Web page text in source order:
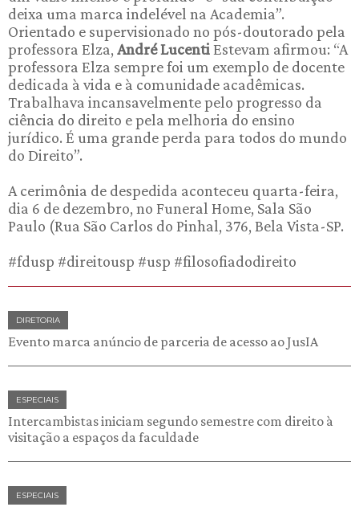
deixa uma marca indelével na Academia”.
Orientado e supervisionado no pós-doutorado pela
professora Elza, André LucentiEstevam afirmou: “A
professora Elza sempre foi um exemplo de docente
dedicada à vida e à comunidade acadêmicas.
Trabalhava incansavelmente pelo progresso da
ciência do direito e pela melhoria do ensino
jurídico. É uma grande perda para todos do mundo
do Direito”.
A cerimônia de despedida aconteceu quarta-feira,
dia 6 de dezembro, no Funeral Home, Sala São
Paulo (Rua São Carlos do Pinhal, 376, Bela Vista-SP.
#fdusp #direitousp #usp #filosofiadodireito
DIRETORIA
Evento marca anúncio de parceria de acesso ao JusIA
ESPECIAIS
Intercambistas iniciam segundo semestre com direito à
visitação a espaços da faculdade
ESPECIAIS